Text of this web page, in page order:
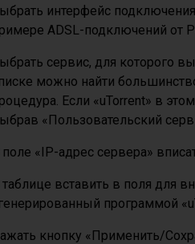
интерфейс
ADSL-подключений от
сервис, для которого
можно найти
Если «uTorrent» в
«Пользовательский
поле «IP-адрес сервера»
таблице вставить в поля для
программой
кнопку «Применить/